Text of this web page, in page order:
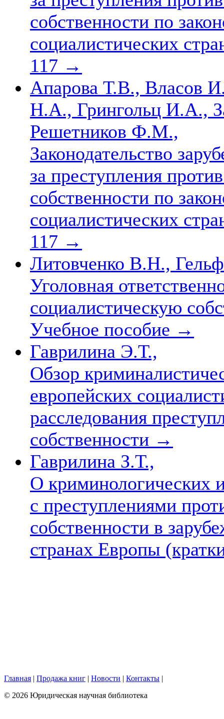
собственности по
социалистических
117 →
Апарова Т.В., Власов
Н.А., Грингольц И.А.,
Решетников Ф.М.,
Законодательство
за преступления
собственности по
социалистических
117 →
Литовченко В.Н.,
Уголовная
социалистическую
Учебное пособие →
Гаврилина Э.Т.,
Обзор
европейских
расследования
собственности →
Гаврилина З.Т.,
О криминологических
с преступлениями
собственности в
странах Европы
Главная | Продажа книг | Новости | Контакты |
© 2026 Юридическая научная библиотека